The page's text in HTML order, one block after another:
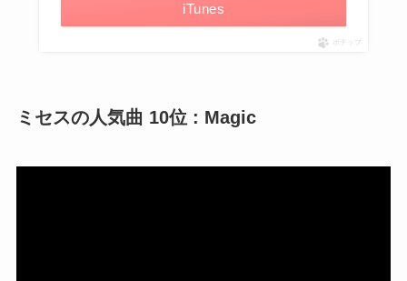
iTunes
ポチップ
ミセスの人気曲 10位 : Magic